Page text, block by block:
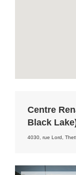
Centre
Black
4030, rue Lord,